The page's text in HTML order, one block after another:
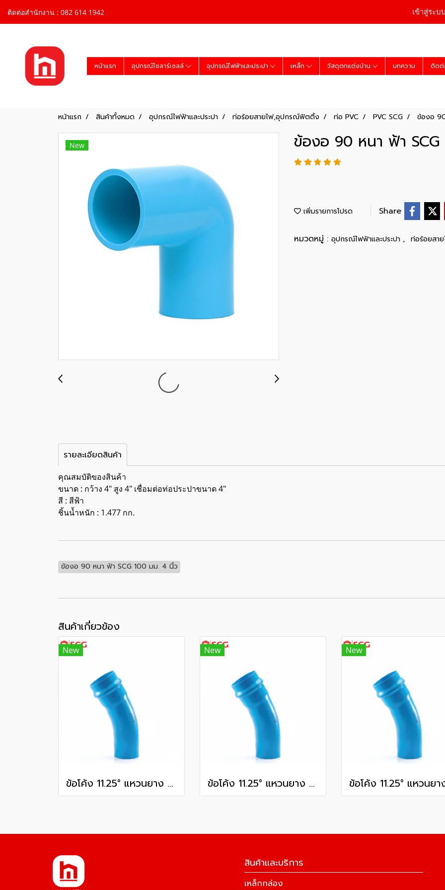
ติดต่อสำนักงาน : 082 614 1942 เข้าสู่ระบ
หน้าแรก อุปกรณ์โซลาร์เซลล์ อุปกรณ์ไฟฟ้าและประปา เหล็ก วัสดุตกแต่งบ้าน บทความ ติด
หน้าแรก สินค้าทั้งหมด อุปกรณ์ไฟฟ้าและประปา ท่อร้อยสายไฟ,อุปกรณ์ฟิตติ้ง ท่อ PVC PVC SCG ข้องอ
New ข้องอ 90 หนา ฟ้า
เพิ่มรายการโปรด Share
หมวดหมู่ : อุปกรณ์ไฟฟ้าและประปา , ท่อร้อยส
รายละเอียดสินค้า
คุณสมบัติของสินค้า
ขนาด : กว้าง 4" สูง 4" เชื่อมต่อท่อประปาขนาด 4"
สี : สีฟ้า
ชิ้นน้ำหนัก : 1.477 กก.
ข้องอ 90 หนา ฟ้า SCG 100 มม. 4 นิ้ว
สินค้าเกี่ยวข้อง
New
ข้อโค้ง 11.25° แหวนยาง ES1 SCG ขนาด 250 มม. (10 นิ้ว ) ชั้น 13.5
New
ข้อโค้ง 11.25° แหวนยาง ES1 SCG ขนาด 350 มม. (14 นิ้ว ) ชั้น 13.5
New
สินค้าและบริการ
เหล็กกล่อง